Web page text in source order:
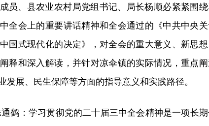
员、县农业农村局党组 书记、局长杨顺必紧紧围绕
全会上的重要讲话精神和全会通过的《中共中央
国式现代化的决定》，对全会的重大意义、新思想
释和深入解读，并针对凉伞镇的实际情况，重点
发展、民生保障等方面的指导意义和实践路径。
鹤：学习贯彻党的二十届三中全会精神是一项长